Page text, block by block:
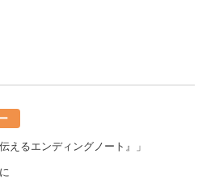
えるエンディングノート』」